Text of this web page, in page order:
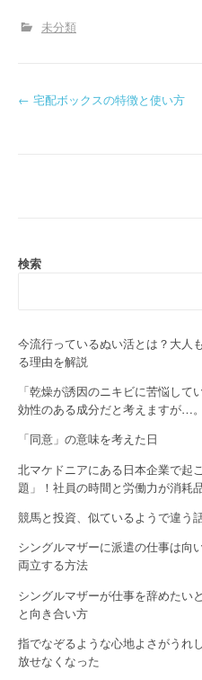
未分類
P
a
i
g
a
i
o
n
← 宅配ボックスの特徴と使い方
検索
今流行っているぬい活とは？大人
る理由を解説
「乾燥が誘因のニキビに苦悩し
効性のある成分だと考えますが…。
「同意」の意味を考えた日
北マケドニアにある日本企業で起
題」！社員の時間と労働力が消耗
競馬と投資、似ているようで違う
シングルマザーに派遣の仕事は向
両立する方法
シングルマザーが仕事を辞めたい
と向き合い方
指でなぞるような心地よさがうれ
放せなくなった